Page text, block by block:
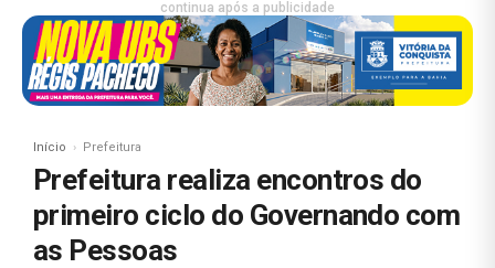
continua após a publicidade
Início Prefeitura
Prefeitura realiza encontros do
primeiro ciclo do Governando com
as Pessoas